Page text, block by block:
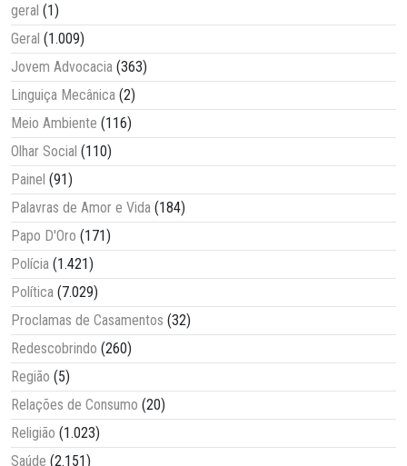
geral (1)
Geral (1.009)
Jovem Advocacia (363)
Linguiça Mecânica (2)
Meio Ambiente (116)
Olhar Social (110)
Painel (91)
Palavras de Amor e Vida (184)
Papo D'Oro (171)
Polícia (1.421)
Política (7.029)
Proclamas de Casamentos (32)
Redescobrindo (260)
Região (5)
Relações de Consumo (20)
Religião (1.023)
Saúde (2.151)